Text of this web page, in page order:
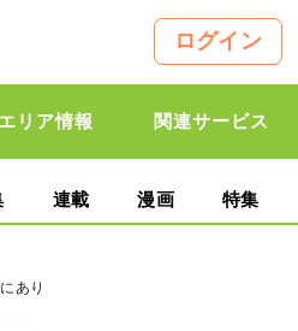
ログイン
エリア情報 関連サービス
連載 漫画 特集
あり